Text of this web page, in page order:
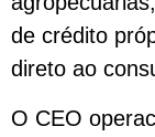
de crédito
direto ao
O CEO